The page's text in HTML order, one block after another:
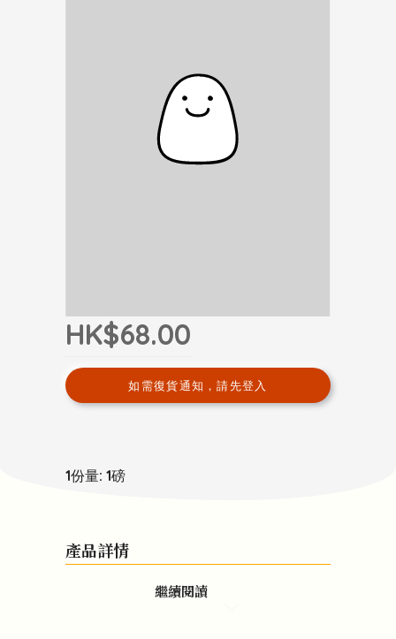
HK$68.00
如需復貨通知，請先登入
1份量: 1磅
產品詳情
繼續閱讀